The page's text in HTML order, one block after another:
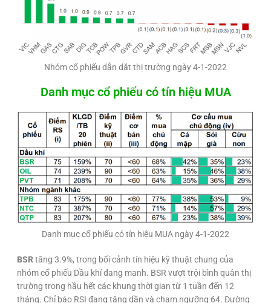
Nhóm cổ phiếu dẫn dắt thị trường ngày 4-1-2022
Danh mục cổ phiếu có tín hiệu MUA
Danh mục cổ phiếu có tín hiệu MUA ngày 4-1-2022
BSRtăng 3.9%, trong bối cảnh tín hiệu kỹ thuật chung của
nhóm cổ phiếu Dầu khí đang mạnh. BSR vượt trội bình quân thị
trường trong hầu hết các khung thời gian từ 1 tuần đến 12
tháng. Chỉ báo RSI đang tăng dần và chạm ngưỡng 64. Đường